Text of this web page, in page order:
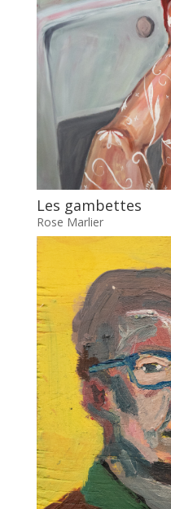
Les gambettes
Rose Marlier